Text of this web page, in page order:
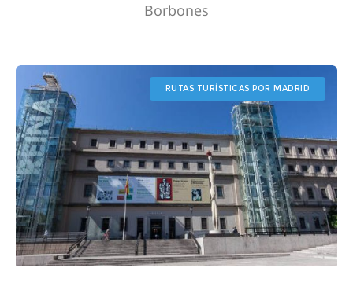
Borbones
RUTAS TURÍSTICAS POR MADRID